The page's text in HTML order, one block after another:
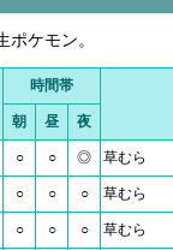
ケモン。
時間帯
朝
昼 夜
○ ○ ◎ 草むら
○ ○ ○ 草むら
○ ○ ○ 草むら